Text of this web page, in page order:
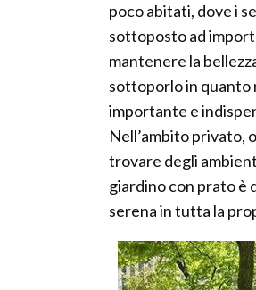
poco abitati, dove i
sottoposto ad
mantenere la
sottoporlo in quanto
importante e
Nell’ambito privato,
trovare degli
giardino con prato è
serena in tutta la